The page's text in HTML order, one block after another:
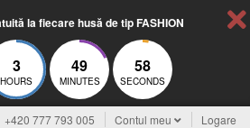
la fiecare husă de tip FASHION
3
HOURS
49
MINUTES
57
SECONDS
+420 777 793 005 Contul meu Logare